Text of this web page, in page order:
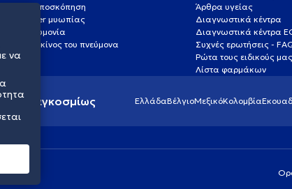
Κολποσκόπηση
Laser μυωπίας
Πνευμονία
Καρκίνος του πνεύμονα
Άρθρα υγείας
Διαγνωστικά κέντρα
Διαγνωστικά κέντρα
Συχνές ερωτήσεις -
Ρώτα τους ειδικούς
Λίστα φαρμάκων
παγκοσμίως ΕλλάδαΒέλγιοΜεξικόΚολομβία
να